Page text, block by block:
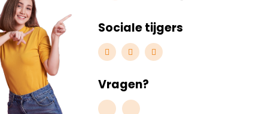
Sociale tijgers
Vragen?